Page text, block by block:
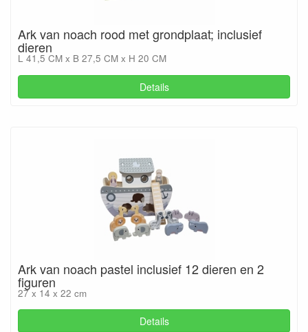
Ark van noach rood met grondplaat; inclusief
dieren
L 41,5 CM x B 27,5 CM x H 20 CM
Details
Ark van noach pastel inclusief 12 dieren en 2
figuren
27 x 14 x 22 cm
Details